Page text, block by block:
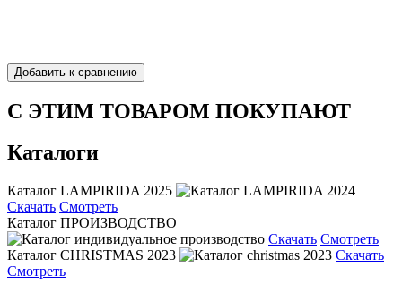
С ЭТИМ ТОВАРОМ ПОКУПАЮТ
Каталоги
Каталог LAMPIRIDA 2025
Скачать Смотреть
Каталог ПРОИЗВОДСТВО
Скачать Смотреть
Каталог CHRISTMAS 2023
Скачать
Смотреть